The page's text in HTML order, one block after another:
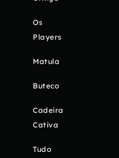
Os
Players
Matula
Buteco
Cadeira
Cativa
Tudo